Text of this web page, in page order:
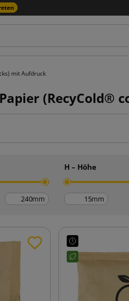
mit Aufdruck
(RecyCold®
mm
H – Höhe
mm